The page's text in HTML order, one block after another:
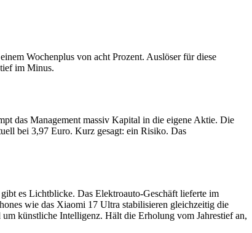
Wochenplus von acht Prozent. Auslöser für diese
im Minus.
das Management massiv Kapital in die eigene Aktie. Die
bei 3,97 Euro. Kurz gesagt: ein Risiko. Das
es Lichtblicke. Das Elektroauto-Geschäft lieferte im
wie das Xiaomi 17 Ultra stabilisieren gleichzeitig die
künstliche Intelligenz. Hält die Erholung vom Jahrestief an,